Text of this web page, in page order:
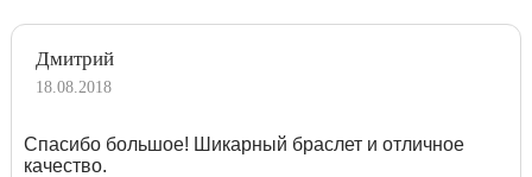
Дмитрий
18.08.2018
Спасибо большое! Шикарный браслет и отличное
качество.